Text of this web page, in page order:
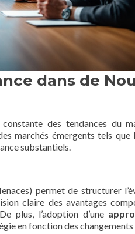
dans de
des tendances du
marchés émergents tels que
substantiels.
permet de structurer
claire des avantages
plus, l’adoption d’une
en fonction des